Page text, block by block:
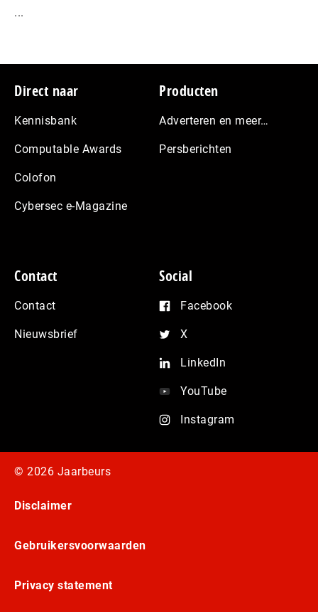
...
Footer
Direct naar
Kennisbank
Computable Awards
Colofon
Cybersec e-Magazine
Producten
Adverteren en meer…
Persberichten
Contact
Contact
Nieuwsbrief
Social
Facebook
X
LinkedIn
YouTube
Instagram
© 2026 Jaarbeurs
Disclaimer
Gebruikersvoorwaarden
Privacy statement